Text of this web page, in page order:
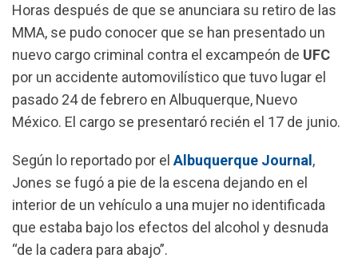
b
o
o
k
s
A
p
p
g
r
a
m
l
Horas después de que se anunciara su retiro de las
MMA, se pudo conocer que se han presentado un
nuevo cargo criminal contra el excampeón de UFC
por un accidente automovilístico que tuvo lugar el
pasado 24 de febrero en Albuquerque, Nuevo
México. El cargo se presentaró recién el 17 de junio.
Según lo reportado por el Albuquerque Journal,
Jones se fugó a pie de la escena dejando en el
interior de un vehículo a una mujer no identificada
que estaba bajo los efectos del alcohol y desnuda
“de la cadera para abajo”.